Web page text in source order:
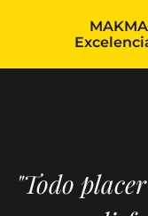
"Todo